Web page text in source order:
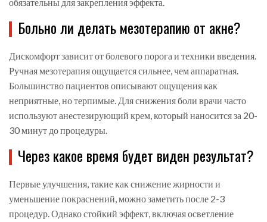
обязательны для закрепления эффекта.
Больно ли делать мезотерапию от акне?
Дискомфорт зависит от болевого порога и техники введения.
Ручная мезотерапия ощущается сильнее, чем аппаратная.
Большинство пациентов описывают ощущения как
неприятные, но терпимые. Для снижения боли врачи часто
используют анестезирующий крем, который наносится за 20-
30 минут до процедуры.
Через какое время будет виден результат?
Первые улучшения, такие как снижение жирности и
уменьшение покраснений, можно заметить после 2-3
процедур. Однако стойкий эффект, включая осветление